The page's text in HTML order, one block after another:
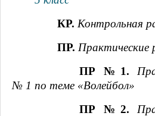
КР. Контрольная
ПР. Практические
ПР №1.
№ 1 по теме «Волейбол»
ПР №2.